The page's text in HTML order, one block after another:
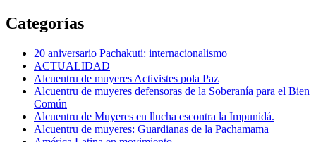
Categorías
20 aniversario Pachakuti: internacionalismo
ACTUALIDAD
Alcuentru de muyeres Activistes pola Paz
Alcuentru de muyeres defensoras de la Soberanía para el Bien
Común
Alcuentru de Muyeres en llucha escontra la Impunidá.
Alcuentru de muyeres: Guardianas de la Pachamama